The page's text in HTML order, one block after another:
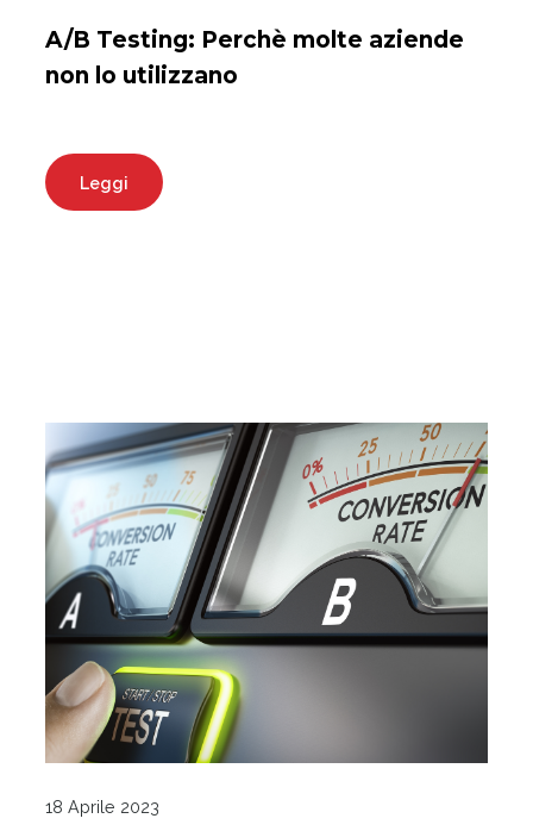
A/B Testing: Perchè molte aziende
non lo utilizzano
Leggi
18 Aprile 2023